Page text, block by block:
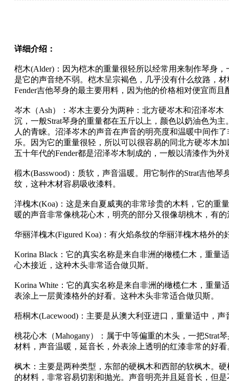
详细介绍：
桤木(Alder)：因为桤木的重量很轻所以经常用来制作琴身
是它的声音绝不弱。桤木呈宗褐色，几乎没有什么纹路，
Fender吉他琴身的最主要用料，因为他的价格相对便宜而且
岑木（Ash）：岑木主要分为两种：北方硬岑木和沼泽岑
沉，一般Strat琴身的重量都在五斤以上，颜色以奶油色为
人的青睐。沼泽岑木的声音在声音的明亮度和温暖中间作
乐。因为它的重量很轻，所以可以很容易的同北方硬岑木
五十年代的Fender都是沼泽岑木制成的，一般以清漆作为外
椴木(Basswood)：质软，声音温暖。用它制作的Strat吉他
纹，这种木材容易吸收漆料。
洋槐木(Koa)：这是来自夏威夷的非常珍贵的木料，它的重
暖的声音非常像桃花心木，明亮的部分又很像胡桃木，有
华丽洋槐木(Figured Koa)：有火焰条纹的华丽洋槐木格外
Korina Black：它的真实名称是来自非洲的橄榄仁木，重量
心木接近，这种木头非常适合做贝斯。
Korina White：它的真实名称是来自非洲的橄榄仁木，重量
表涂上一层黄漆格外的好看。这种木头非常适合做贝斯。
梧桐木(Lacewood)：主要是从澳大利亚进口，重量适中，声
桃花心木（Mahogany）：属于中等偏重的木头，一把Strat
材料，声音温暖，延音长，外表涂上透明的红漆非常的好看
枫木：主要是两种类型，东部的硬枫木和西部的软枫木。
的材料，非常容易切割和抛光。声音明亮并且延音长，但